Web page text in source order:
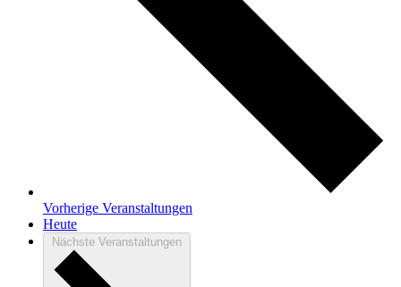
Vorherige Veranstaltungen
Heute
Nächste Veranstaltungen